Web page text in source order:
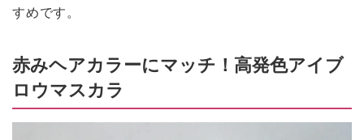
すめです。
赤みヘアカラーにマッチ！高発色アイブ
ロウマスカラ